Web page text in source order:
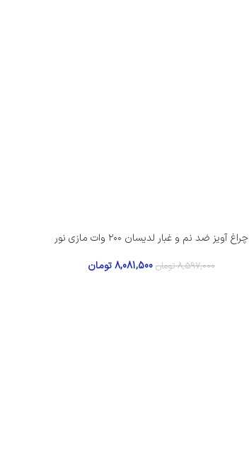
چراغ آویز ضد نم و غبار لدیسان ۲۰۰ وات مازی نور
8,597,000 تومان 8,081,500تومان